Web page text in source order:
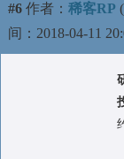
#6 作者： 稀客RP (
间：2018-04-11